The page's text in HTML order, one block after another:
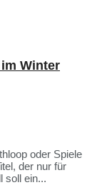
Winter
oder Spiele
der nur für
soll ein...